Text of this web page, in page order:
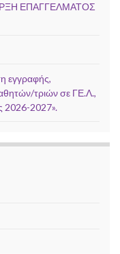
ΕΠΑΓΓΕΛΜΑΤΟΣ
εγγραφής,
τριών σε ΓΕ.Λ.,
2026-2027».